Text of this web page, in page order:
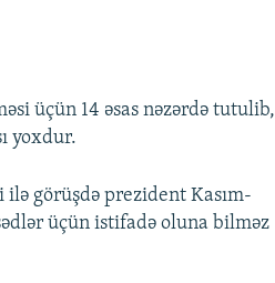
üçün 14 əsas nəzərdə tutulib,
yoxdur.
görüşdə prezident Kasım-
üçün istifadə oluna bilməz